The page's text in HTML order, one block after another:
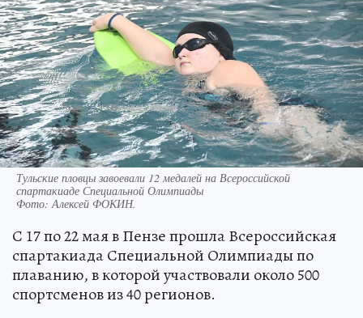
Тульские пловцы завоевали 12 медалей на Всероссийской
спартакиаде Специальной Олимпиады
Фото:Алексей ФОКИН.
С 17 по 22 мая в Пензе прошла Всероссийская
спартакиада Специальной Олимпиады по
плаванию, в которой участвовали около 500
спортсменов из 40 регионов.